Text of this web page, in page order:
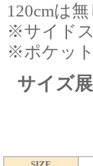
120cmは無
※サイド
※ポケッ
サイズ展